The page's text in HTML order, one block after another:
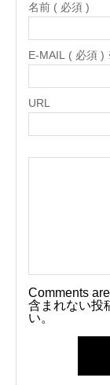
名前 ( 必須 )
E-MAIL ( 必須 )
URL
Comments
含まれない投
い。